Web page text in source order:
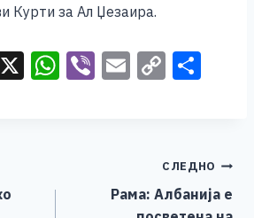
Курти за Ал Џезаира.
X W Vi E C
Li
n
СЛЕДНО
Рама: Албанија е